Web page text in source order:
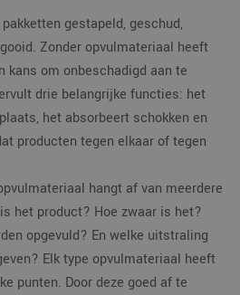
gestapeld, geschud,
Zonder opvulmateriaal heeft
kans om onbeschadigd aan te
drie belangrijke functies: het
het absorbeert schokken en
producten tegen elkaar of tegen
hangt af van meerdere
het product? Hoe zwaar is het?
opgevuld? En welke uitstraling
Elk type opvulmateriaal heeft
punten. Door deze goed af te